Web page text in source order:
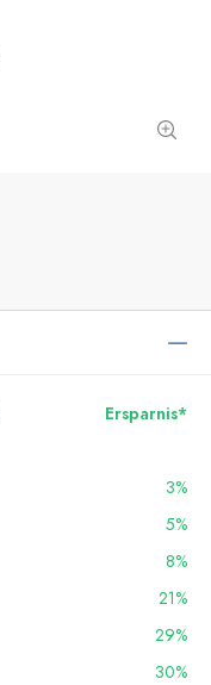
Ersparnis*
3%
5%
8%
21%
29%
30%